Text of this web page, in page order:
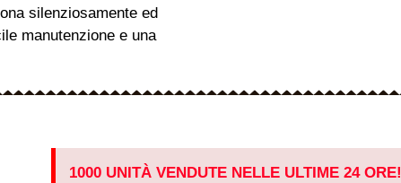
silenziosamente ed
manutenzione e una
1000 UNITÀ VENDUTE NELLE ULTIME 24 ORE!